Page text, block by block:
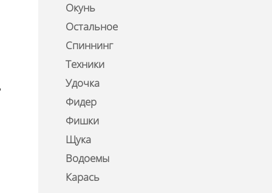
Окунь
Остальное
Спиннинг
Техники
Удочка
Фидер
Фишки
Щука
Водоемы
Карась